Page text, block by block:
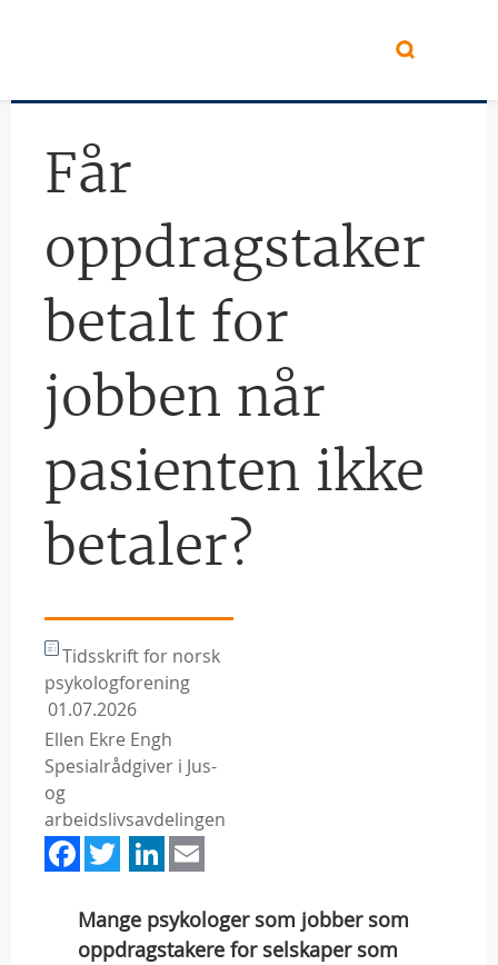
Får
oppdragstaker
betalt for
jobben når
pasienten ikke
betaler?
Tidsskrift for norsk
psykologforening
01.07.2026
Ellen Ekre Engh
Spesialrådgiver i Jus-
og
arbeidslivsavdelingen
Facebook
TwitterLinkedIn
Mange psykologer som jobber som
oppdragstakere for selskaper som